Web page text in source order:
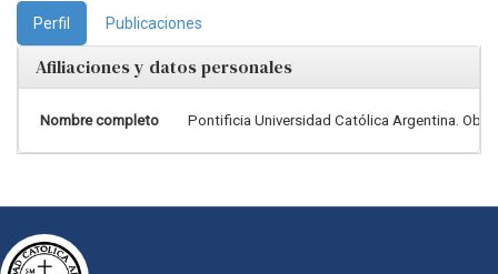
Perfil Publicaciones
Afiliaciones y datos personales
Nombre completo Pontificia Universidad Católica Argentina.